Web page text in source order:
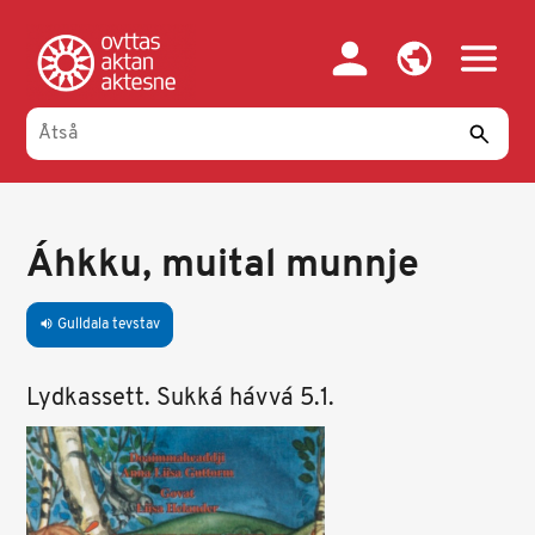
oajvve-
sisadnuj
Áhkku, muital munnje
volume_up Gulldala tevstav
Lydkassett. Sukká hávvá 5.1.